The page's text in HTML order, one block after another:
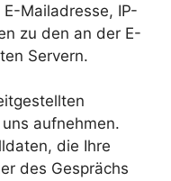
Mailadresse, IP-
zu den an der E-
Servern.
aufnehmen.
die Ihre
des Gesprächs